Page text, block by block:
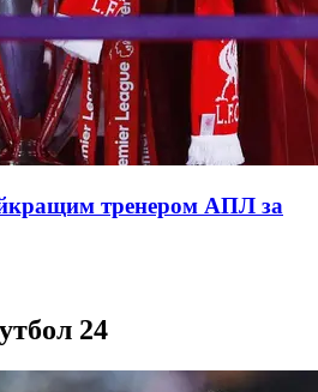
тренером АПЛ за
24